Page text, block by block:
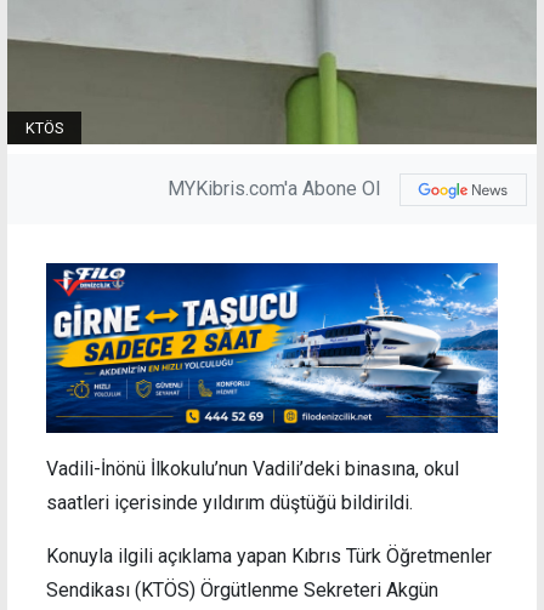
KTÖS
MYKibris.com'a Abone Ol
Vadili-İnönü İlkokulu’nun Vadili’deki binasına, okul
saatleri içerisinde yıldırım düştüğü bildirildi.
Konuyla ilgili açıklama yapan Kıbrıs Türk Öğretmenler
Sendikası (KTÖS) Örgütlenme Sekreteri Akgün